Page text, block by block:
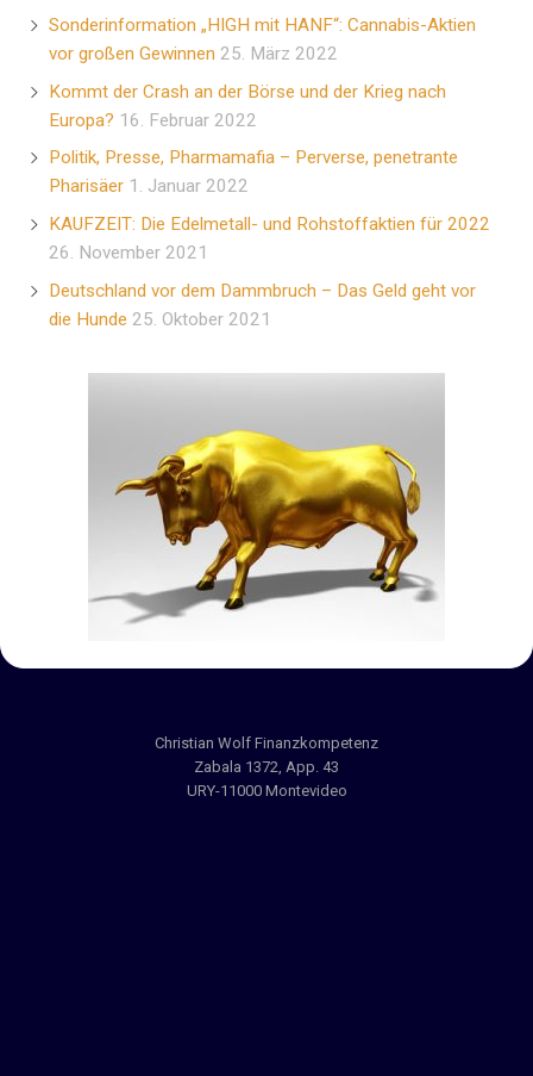
Sonderinformation „HIGH mit HANF“: Cannabis-Aktien
vor großen Gewinnen 25. März 2022
Kommt der Crash an der Börse und der Krieg nach
Europa? 16. Februar 2022
Politik, Presse, Pharmamafia – Perverse, penetrante
Pharisäer 1. Januar 2022
KAUFZEIT: Die Edelmetall- und Rohstoffaktien für 2022
26. November 2021
Deutschland vor dem Dammbruch – Das Geld geht vor
die Hunde 25. Oktober 2021
Christian Wolf Finanzkompetenz
Zabala 1372, App. 43
URY-11000 Montevideo